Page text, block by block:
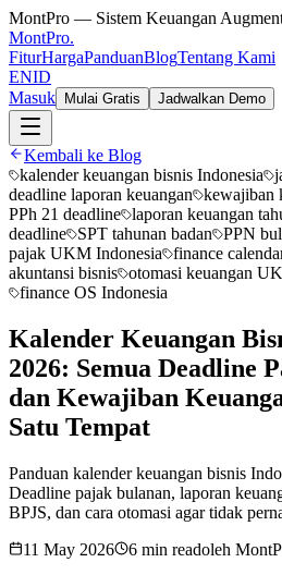
MontPro — Sistem Keuangan
MontPro.
FiturHargaPanduanBlogTentang Kami
ENID
Masuk
Mulai Gratis Jadwalkan Demo
Kembali ke Blog
kalender keuangan bisnis Indonesia
deadline laporan keuangan
kewajiban
PPh 21 deadline laporan keuangan
deadline
SPT tahunan badan PPN
pajak UKM Indonesia
finance
akuntansi bisnis otomasi keuangan
finance OS Indonesia
Kalender Keuangan
2026: Semua Deadline
dan Kewajiban
Satu Tempat
Panduan kalender keuangan bisnis
Deadline pajak bulanan, laporan
BPJS, dan cara otomasi agar tidak
11 May 2026
6 min readoleh